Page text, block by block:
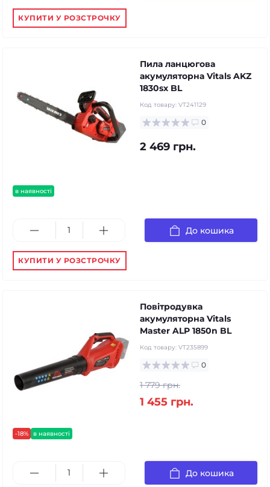
КУПИТИ У РОЗСТРОЧКУ
в наявності
Пила ланцюгова
акумуляторна Vitals AKZ
1830sx BL
Код товару: VT241129
0
2 469 грн.
До кошика
КУПИТИ У РОЗСТРОЧКУ
-18% в наявності
Повітродувка
акумуляторна Vitals
Master ALP 1850n BL
Код товару: VT235899
0
1 779 грн.
1 455 грн.
До кошика